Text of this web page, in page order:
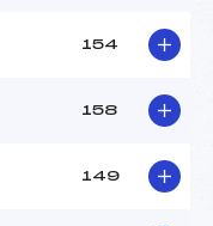
154
158
149